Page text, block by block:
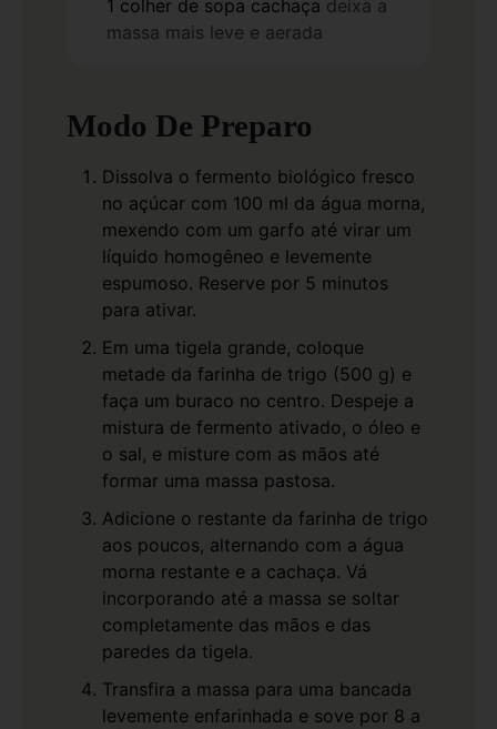
1 colher de sopa cachaça deixa a
massa mais leve e aerada
Modo De Preparo
Dissolva o fermento biológico fresco
no açúcar com 100 ml da água morna,
mexendo com um garfo até virar um
líquido homogêneo e levemente
espumoso. Reserve por 5 minutos
para ativar.
Em uma tigela grande, coloque
metade da farinha de trigo (500 g) e
faça um buraco no centro. Despeje a
mistura de fermento ativado, o óleo e
o sal, e misture com as mãos até
formar uma massa pastosa.
Adicione o restante da farinha de trigo
aos poucos, alternando com a água
morna restante e a cachaça. Vá
incorporando até a massa se soltar
completamente das mãos e das
paredes da tigela.
Transfira a massa para uma bancada
levemente enfarinhada e sove por 8 a